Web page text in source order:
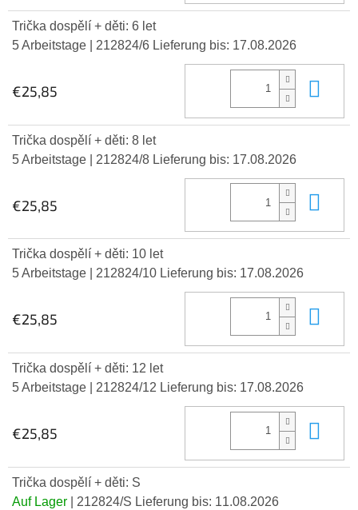
Trička dospělí + děti: 6 let
5 Arbeitstage
| 212824/6 Lieferung bis: 17.08.2026
€25,85
Trička dospělí + děti: 8 let
5 Arbeitstage
| 212824/8 Lieferung bis: 17.08.2026
€25,85
Trička dospělí + děti: 10 let
5 Arbeitstage
| 212824/10 Lieferung bis: 17.08.2026
€25,85
Trička dospělí + děti: 12 let
5 Arbeitstage
| 212824/12 Lieferung bis: 17.08.2026
€25,85
Trička dospělí + děti: S
Auf Lager
| 212824/S Lieferung bis: 11.08.2026